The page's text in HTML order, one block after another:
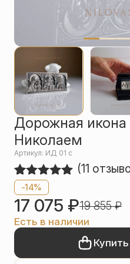
Упаковка
Чётки
Другое
Дорожная икона
Николаем
Артикул: ИД 01 с
Рейтинг
5.00из 5
на основе
опроса
11
пользователей
(11
-14%
17 075 ₽19 855₽
Есть в наличии
Купить